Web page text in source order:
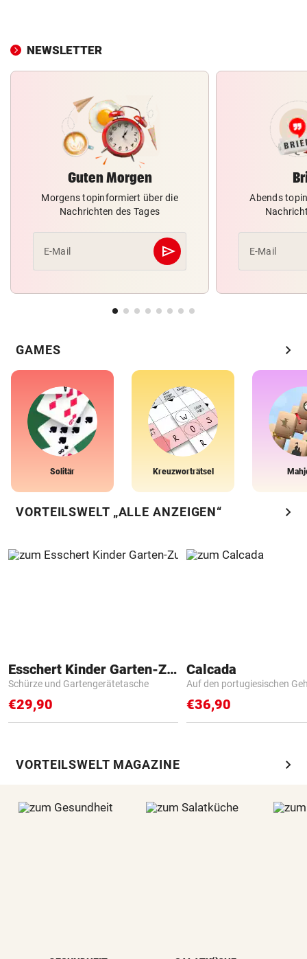
NEWSLETTER
Guten Morgen
Morgens topinformiert über die
Nachrichten des Tages
E-Mail send
Abschicken
Abends
E-Mail
GAMES chevron_right
Solitär Kreuzworträtsel
VORTEILSWELT „ALLE ANZEIGEN“ chevron_right
Esschert Kinder Garten-Zubehör
Schürze und Gartengerätetasche
€29,90
Calcada
Auf den portugiesischen
€36,90
VORTEILSWELT MAGAZINE chevron_right